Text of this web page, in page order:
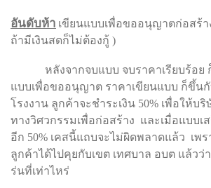
อันดับห้า เขียนแบบเพื่อขออนุญาตก่อสร้
ถ้ามีเงินสดก็ไม่ต้องกู้ )
หลังจากจบแบบ จบราคาเรียบร้อย
แบบเพื่อขออนุญาต ราคาเขียนแบบ ก็ขึ้น
โรงงาน ลูกค้าจะชำระเงิน 50% เพื่อให้บริ
ทางวิศวกรรมเพื่อก่อสร้าง และเมื่อแบบเ
อีก 50% เคสนี้แถบจะไม่ผิดพลาดแล้ว เพ
ลูกค้าได้ไปคุยกับเขต เทศบาล อบต แล้วว่
ร่นที่เท่าไหร่